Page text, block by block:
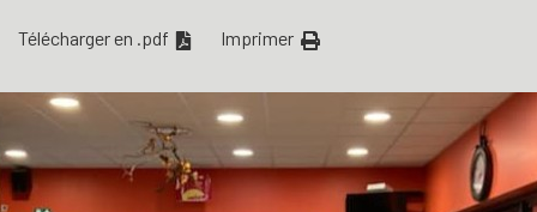
Télécharger en .pdf Imprimer